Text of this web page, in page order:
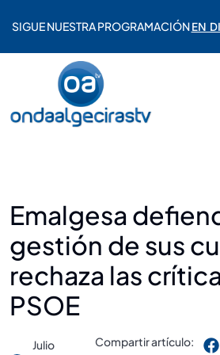
SIGUE NUESTRA PROGRAMACIÓNEN
Emalgesa
gestión de sus
rechaza las
PSOE
Julio
Compartir artículo: